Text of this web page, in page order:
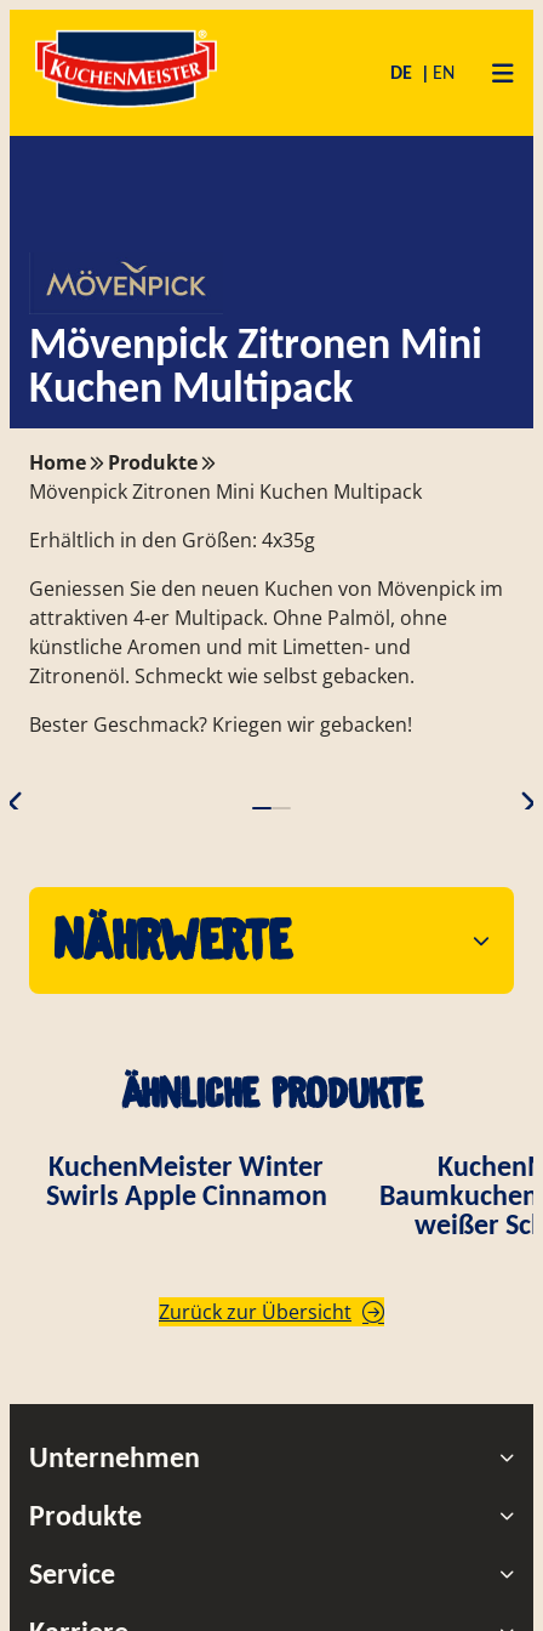
Inhalt
springen
content
DE EN
Mövenpick Zitronen Mini
Kuchen Multipack
Home
Produkte
Mövenpick Zitronen Mini Kuchen Multipack
Erhältlich in den Größen: 4x35g
Geniessen Sie den neuen Kuchen von Mövenpick im
attraktiven 4-er Multipack. Ohne Palmöl, ohne
künstliche Aromen und mit Limetten- und
Zitronenöl. Schmeckt wie selbst gebacken.
Bester Geschmack? Kriegen wir gebacken!
Nährwerte
Ähnliche Produkte
KuchenMeister Winter
Swirls Apple Cinnamon
weißer
Zurück zur Übersicht
Unternehmen
Produkte
Service